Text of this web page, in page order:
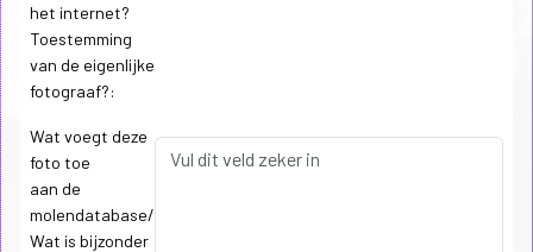
het internet?
Toestemming
van de eigenlijke
fotograaf?:
Wat voegt deze
foto toe
aan de
molendatabase/
Wat is bijzonder